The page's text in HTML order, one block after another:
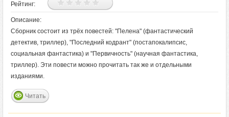
Рейтинг:
Описание:
Сборник состоит из трёх повестей: "Пелена" (фантастический
детектив, триллер), "Последний кодрант" (постапокалипсис,
социальная фантастика) и "Первичность" (научная фантастика,
триллер). Эти повести можно прочитать так же и отдельными
изданиями.
Читать